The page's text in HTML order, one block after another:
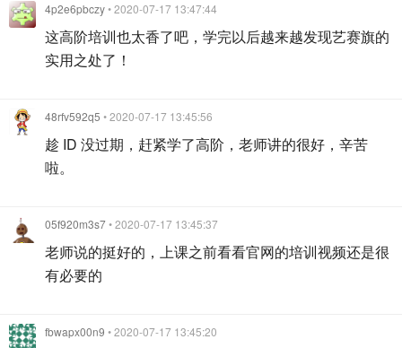
4p2e6pbczy• 2020-07-17 13:47:44
这高阶培训也太香了吧，学完以后越来越发现艺赛旗的
实用之处了！
48rfv592q5 • 2020-07-17 13:45:56
趁 ID 没过期，赶紧学了高阶，老师讲的很好，辛苦
啦。
05f920m3s7• 2020-07-17 13:45:37
老师说的挺好的，上课之前看看官网的培训视频还是很
有必要的
fbwapx00n9 • 2020-07-17 13:45:20